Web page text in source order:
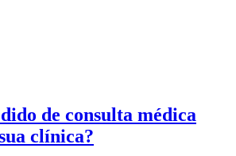
de consulta médica
clínica?